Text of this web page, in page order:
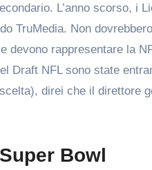
L’anno scorso, i
TruMedia. Non
rappresentare la
Draft NFL sono state
direi che il direttore
Bowl